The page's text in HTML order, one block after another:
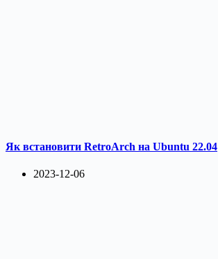
Як встановити RetroArch на Ubuntu 22.04
2023-12-06